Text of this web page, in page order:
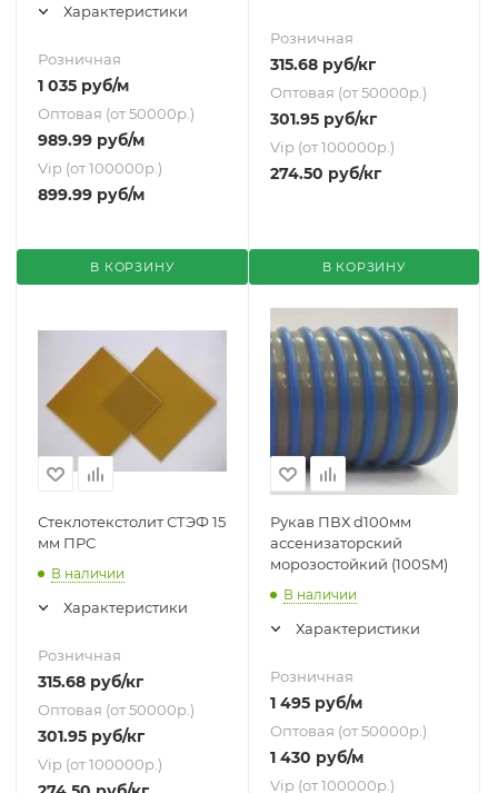
Характеристики
Розничная
1 035 руб/м
Оптовая (от 50000р.)
989.99 руб/м
Vip (от 100000р.)
899.99 руб/м
В КОРЗИНУ
Розничная
315.68руб/кг
Оптовая (от 50000р.)
301.95руб/кг
Vip (от 100000р.)
274.50 руб/кг
В КОРЗИНУ
Стеклотекстолит СТЭФ 15
мм ПРС
В наличии
Характеристики
Розничная
315.68 руб/кг
Оптовая (от 50000р.)
301.95 руб/кг
Vip (от 100000р.)
Рукав ПВХ d100мм
ассенизаторский
морозостойкий (100SM)
В наличии
Характеристики
Розничная
1 495руб/м
Оптовая (от 50000р.)
1 430 руб/м
Vip (от 100000р.)